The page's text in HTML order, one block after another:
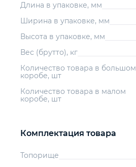
Длина в упаковке, мм
Ширина в упаковке, мм
Высота в упаковке, мм
Вес (брутто), кг
Количество товара в большом
коробе, шт
Количество товара в малом
коробе, шт
Комплектация товара
Топорище